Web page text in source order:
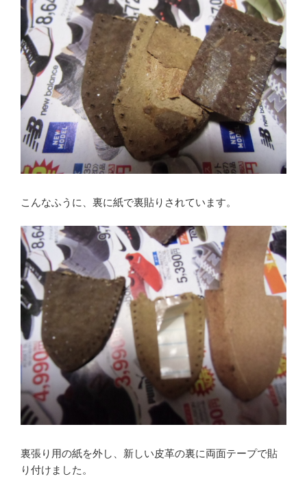
こんなふうに、裏に紙で裏貼りされています。
裏張り用の紙を外し、新しい皮革の裏に両面テープで貼
り付けました。